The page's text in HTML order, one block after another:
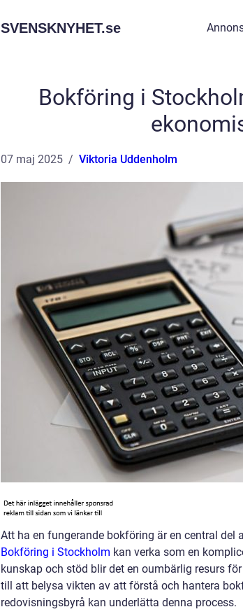
SVENSKNYHET.se
Bokföring i
07 maj 2025 Viktoria Uddenholm
Att ha en fungerande bokföring är en central del
Bokföring i Stockholm kan verka som en
kunskap och stöd blir det en oumbärlig resurs
till att belysa vikten av att förstå och hantera
redovisningsbyrå kan underlätta denna process.